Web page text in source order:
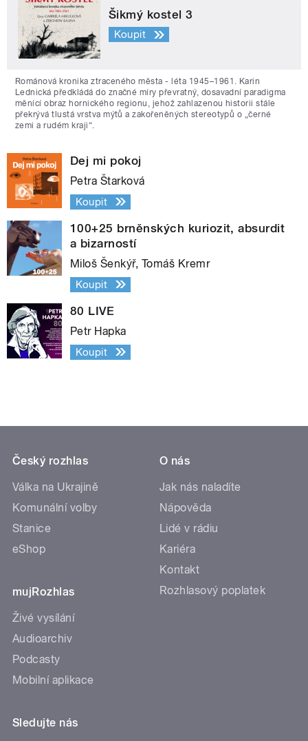
Šikmý kostel 3
Koupit
Románová kronika ztraceného města - léta 1945–1961. Karin
Lednická předkládá do značné míry převratný, dosavadní paradigma
měnící obraz hornického regionu, jehož zahlazenou historii stále
překrývá tlustá vrstva mýtů a zakořeněných stereotypů o „černé
zemi a rudém kraji“.
Dej mi pokoj
Petra Štarková
Koupit
100+25 brněnských kuriozit, absurdit
a bizarností
Miloš Šenkýř, Tomáš Kremr
Koupit
80 LIVE
Petr Hapka
Koupit
Český rozhlas
Válka na Ukrajině
Komunální volby
Stanice
eShop
mujRozhlas
Živé vysílání
Audioarchiv
Podcasty
Mobilní aplikace
O nás
Jak nás naladíte
Nápověda
Lidé v rádiu
Kariéra
Kontakt
Rozhlasový poplatek
Sledujte nás